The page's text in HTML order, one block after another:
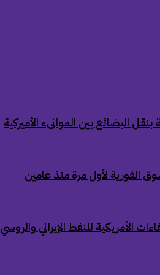
البضائع بين الموانىء الأميركية
الفورية لأول مرة منذ عامين
الأمريكية للنفط الإيراني والروسي